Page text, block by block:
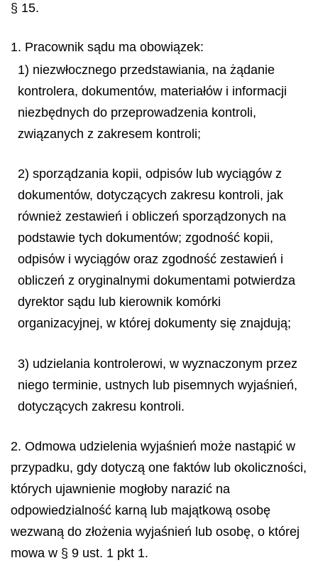
§ 15.
1. Pracownik sądu ma obowiązek:
1) niezwłocznego przedstawiania, na żądanie
kontrolera, dokumentów, materiałów i informacji
niezbędnych do przeprowadzenia kontroli,
związanych z zakresem kontroli;
2) sporządzania kopii, odpisów lub wyciągów z
dokumentów, dotyczących zakresu kontroli, jak
również zestawień i obliczeń sporządzonych na
podstawie tych dokumentów; zgodność kopii,
odpisów i wyciągów oraz zgodność zestawień i
obliczeń z oryginalnymi dokumentami potwierdza
dyrektor sądu lub kierownik komórki
organizacyjnej, w której dokumenty się znajdują;
3) udzielania kontrolerowi, w wyznaczonym przez
niego terminie, ustnych lub pisemnych wyjaśnień,
dotyczących zakresu kontroli.
2. Odmowa udzielenia wyjaśnień może nastąpić w
przypadku, gdy dotyczą one faktów lub okoliczności,
których ujawnienie mogłoby narazić na
odpowiedzialność karną lub majątkową osobę
wezwaną do złożenia wyjaśnień lub osobę, o której
mowa w § 9 ust. 1 pkt 1.